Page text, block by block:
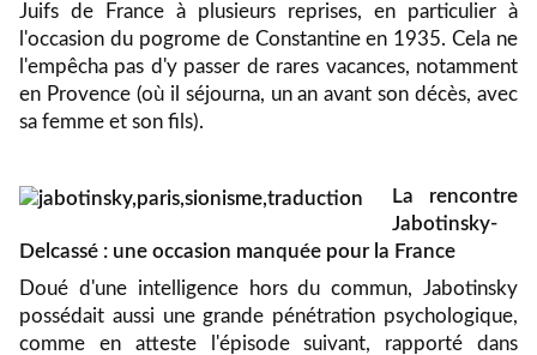
Juifs de France à plusieurs reprises, en particulier à
l'occasion du pogrome de Constantine en 1935. Cela ne
l'empêcha pas d'y passer de rares vacances, notamment
en Provence (où il séjourna, un an avant son décès, avec
sa femme et son fils).
La rencontre
Jabotinsky-
Delcassé : une occasion manquée pour la France
Doué d'une intelligence hors du commun, Jabotinsky
possédait aussi une grande pénétration psychologique,
comme en atteste l'épisode suivant, rapporté dans